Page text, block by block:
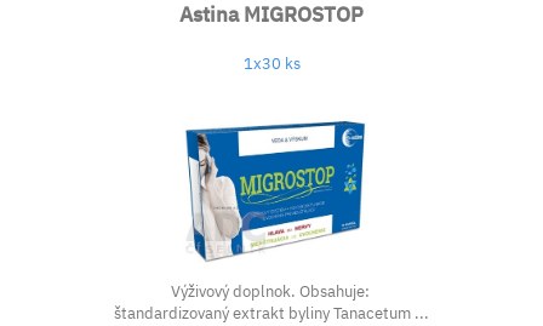
Astina MIGROSTOP
1x30 ks
Výživový doplnok. Obsahuje:
štandardizovaný extrakt byliny Tanacetum ...